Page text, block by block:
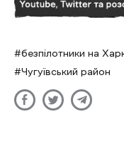
безпілотники на
Чугуївський район